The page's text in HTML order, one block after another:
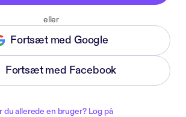
eller
Fortsæt med Google
Fortsæt med Facebook
du allerede en bruger? Log på